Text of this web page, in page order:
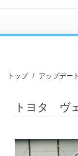
トップ アップデート
トヨタ ヴ